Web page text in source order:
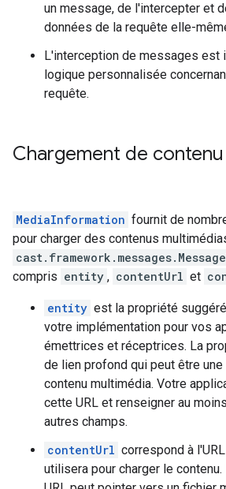
un message, de l'intercepter et
données de la requête elle-
L'interception de messages est
logique personnalisée
requête.
Chargement de
MediaInformation fournit de
pour charger des contenus
compris entity , contentUrl et
entity est la propriété
votre implémentation pour vos
émettrices et réceptrices. La
de lien profond qui peut être
contenu multimédia. Votre
cette URL et renseigner au
autres champs.
contentUrl correspond à
utilisera pour charger le